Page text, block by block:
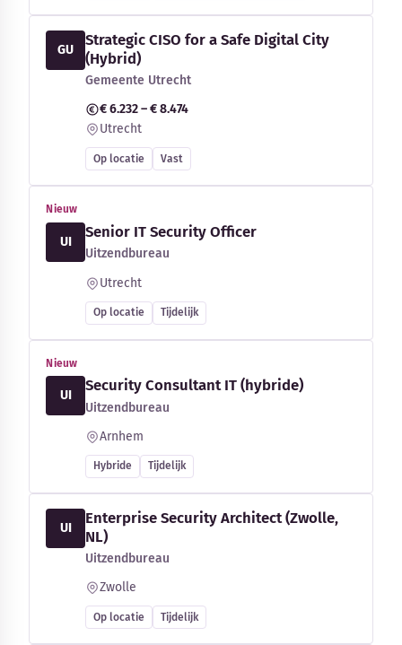
GU
Strategic CISO for a Safe Digital City
(Hybrid)
Gemeente Utrecht
€ 6.232 – € 8.474
Utrecht
Op locatie Vast
Nieuw
UI
Senior IT Security Officer
Uitzendbureau
Utrecht
Op locatie Tijdelijk
Nieuw
UI
Security Consultant IT (hybride)
Uitzendbureau
Arnhem
Hybride Tijdelijk
UI
Enterprise Security Architect (Zwolle,
NL)
Uitzendbureau
Zwolle
Op locatie Tijdelijk